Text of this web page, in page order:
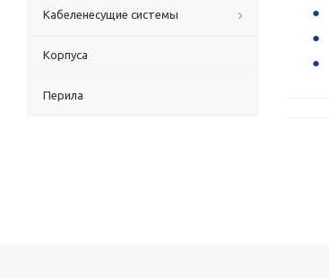
Кабеленесущие системы
Корпуса
Перила